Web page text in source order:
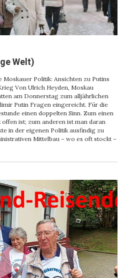
Welt)
Moskauer Politik: Ansichten zu Putins
Von Ulrich Heyden, Moskau
am Donnerstag zum alljährlichen
Putin Fragen eingereicht. Für die
einen doppelten Sinn. Zum einen
ist; zum anderen ist man daran
in der eigenen Politik ausfindig zu
Mittelbau – wo es oft stockt –